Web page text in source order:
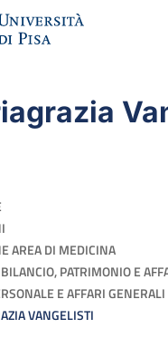
AREA DI MEDICINA
PATRIMONIO E
E AFFARI GENERALI
VANGELISTI